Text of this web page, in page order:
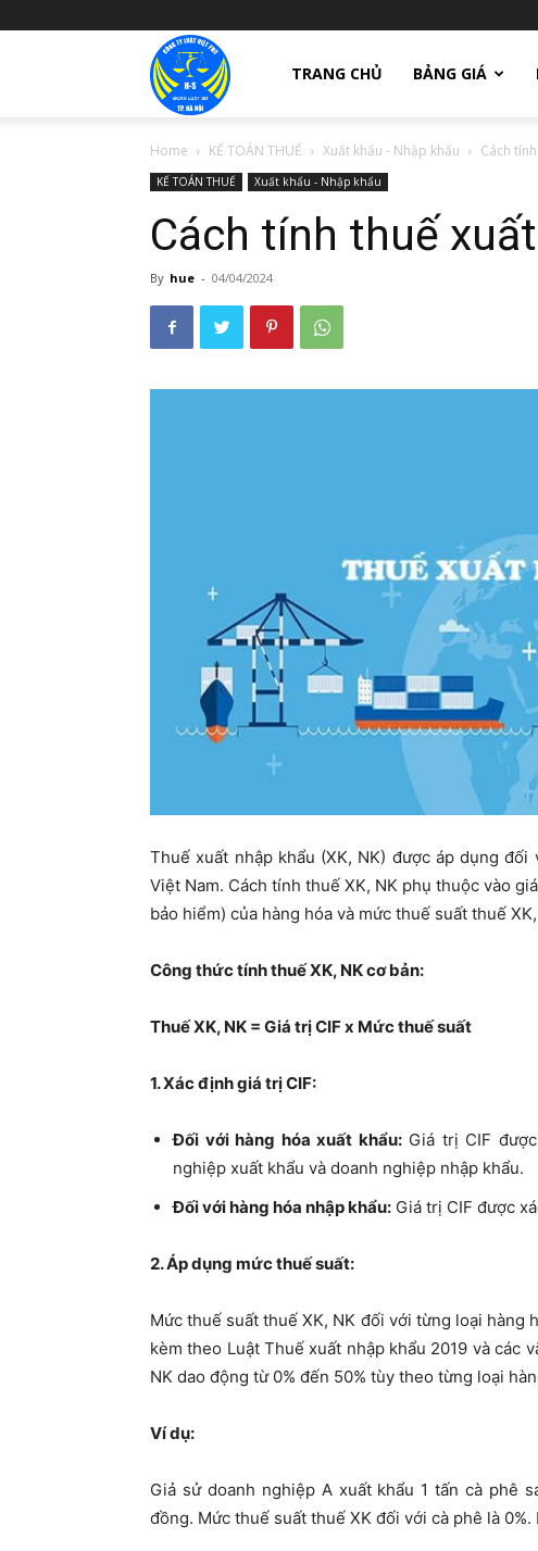
giay
phep
thanh
TRANG CHỦ BẢNG GIÁ
Home KẾ TOÁN THUẾ Xuất khẩu - Nhập khẩu Cách
KẾ TOÁN THUẾ Xuất khẩu - Nhập khẩu
Cách tính thuế
By hue - 04/04/2024
Thuế xuất nhập khẩu (XK, NK) được áp dụng
Việt Nam. Cách tính thuế XK, NK phụ thuộc vào
bảo hiểm) của hàng hóa và mức thuế suất thuế
Công thức tính thuế XK, NK cơ bản:
Thuế XK, NK = Giá trị CIF x Mức thuế suất
1. Xác định giá trị CIF:
Đối với hàng hóa xuất khẩu:Giá trị CIF
nghiệp xuất khẩu và doanh nghiệp nhập khẩu.
Đối với hàng hóa nhập khẩu: Giá trị CIF được
2. Áp dụng mức thuế suất:
Mức thuế suất thuế XK, NK đối với từng loại hàng
kèm theo Luật Thuế xuất nhập khẩu 2019 và các
NK dao động từ 0% đến 50% tùy theo từng loại
Ví dụ:
Giả sử doanh nghiệp A xuất khẩu 1 tấn cà phê
đồng. Mức thuế suất thuế XK đối với cà phê là